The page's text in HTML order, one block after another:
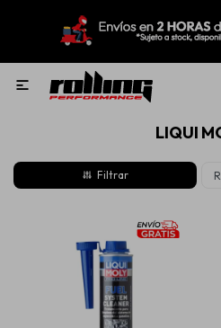

LIQUI
Nuevo!
Lubricantes